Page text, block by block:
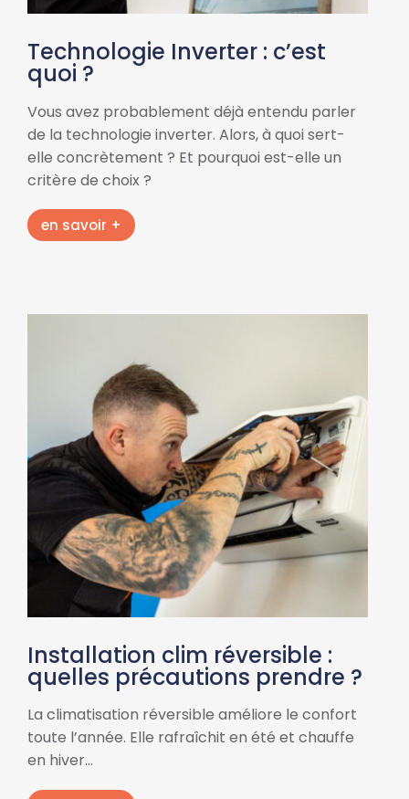
Technologie Inverter : c’est
quoi ?
Vous avez probablement déjà entendu parler
de la technologie inverter. Alors, à quoi sert-
elle concrètement ? Et pourquoi est-elle un
critère de choix ?
en savoir +
Installation clim réversible :
quelles précautions prendre ?
La climatisation réversible améliore le confort
toute l’année. Elle rafraîchit en été et chauffe
en hiver…